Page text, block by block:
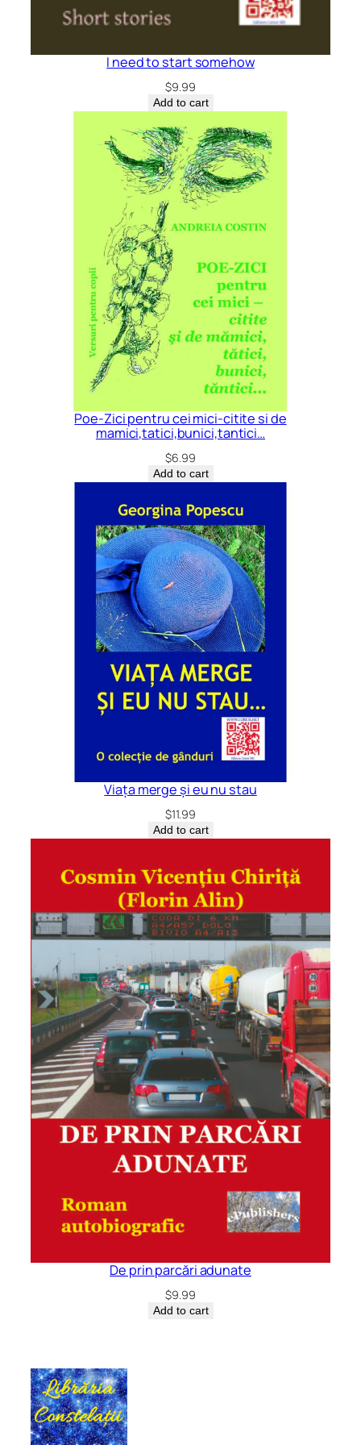
I need to start somehow
$9.99
Add to cart
Poe-Zici pentru cei mici-citite si de
mamici,tatici,bunici,tantici…
$6.99
Add to cart
Viața merge și eu nu stau
$11.99
Add to cart
De prin parcări adunate
$9.99
Add to cart